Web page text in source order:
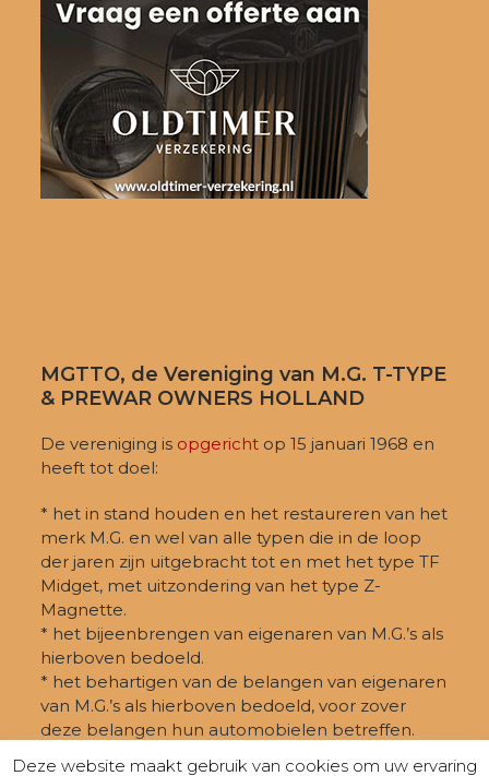
MGTTO, de Vereniging van M.G. T-TYPE
& PREWAR OWNERS HOLLAND
De vereniging is opgericht op 15 januari 1968 en
heeft tot doel:
* het in stand houden en het restaureren van het
merk M.G. en wel van alle typen die in de loop
der jaren zijn uitgebracht tot en met het type TF
Midget, met uitzondering van het type Z-
Magnette.
* het bijeenbrengen van eigenaren van M.G.’s als
hierboven bedoeld.
* het behartigen van de belangen van eigenaren
van M.G.’s als hierboven bedoeld, voor zover
deze belangen hun automobielen betreffen.
Deze website maakt gebruik van cookies om uw ervaring